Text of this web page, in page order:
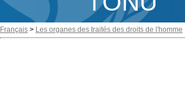
Français > Les organes des traités des droits de l'homme